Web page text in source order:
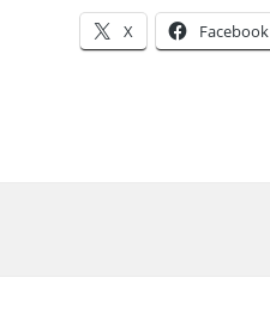
X Facebook